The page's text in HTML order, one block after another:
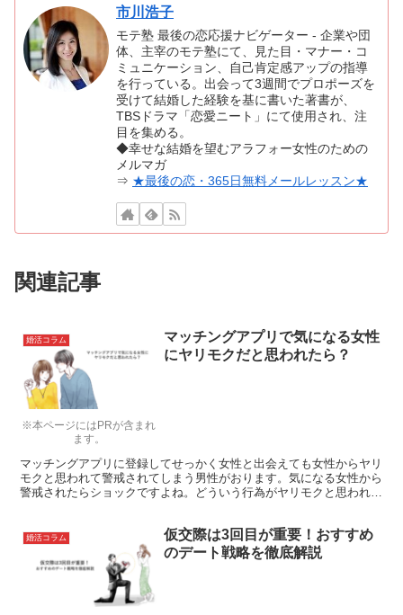
市川浩子
モテ塾 最後の恋応援ナビゲーター - 企業や団
体、主宰のモテ塾にて、見た目・マナー・コ
ミュニケーション、自己肯定感アップの指導
を行っている。出会って3週間でプロポーズを
受けて結婚した経験を基に書いた著書が、
TBSドラマ「恋愛ニート」にて使用され、注
目を集める。
◆幸せな結婚を望むアラフォー女性のための
メルマガ
⇒ ★最後の恋・365日無料メールレッスン★
関連記事
※本ページにはPRが含まれ
ます。
婚活コラム
マッチングアプリで気になる女性
にヤリモクだと思われたら？
マッチングアプリに登録してせっかく女性と出会えても女性からヤリ
モクと思われて警戒されてしまう男性がおります。気になる女性から
警戒されたらショックですよね。どういう行為がヤリモクと思われる
婚活コラム
仮交際は3回目が重要！おすすめ
のデート戦略を徹底解説